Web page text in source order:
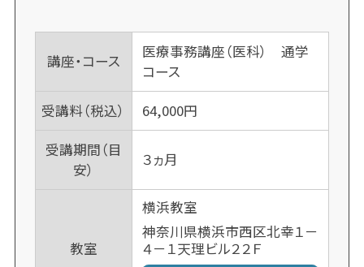
講座・コース
医療事務講座（医科） 通学
コース
受講料（税込）
64,000円
受講期間（目
安）
３ヵ月
教室
横浜教室
神奈川県横浜市西区北幸１－
４－１天理ビル２２Ｆ